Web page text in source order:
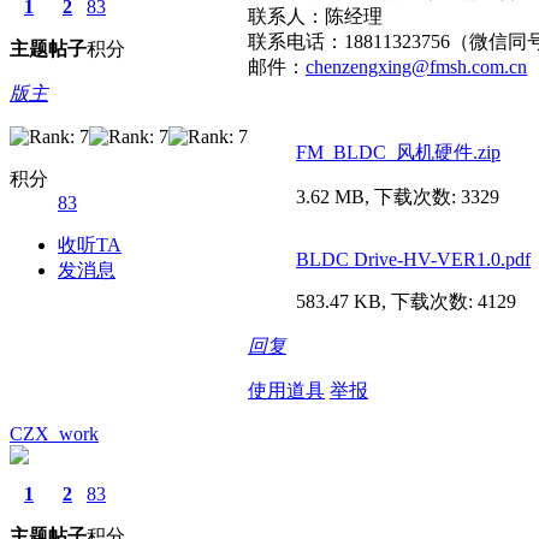
1
主题
2
帖子
83
积分
版主
积分
83
收听TA
发消息
联系人：陈经理
联系电话：18811323756（微信同
邮件： chenzengxing@fmsh.com.cn
FM_BLDC_风机硬件.zip
3.62 MB, 下载次数: 3329
BLDC Drive-HV-VER1.0.pdf
583.47 KB, 下载次数: 4129
回复
使用道具 举报
CZX_work
1 2 83